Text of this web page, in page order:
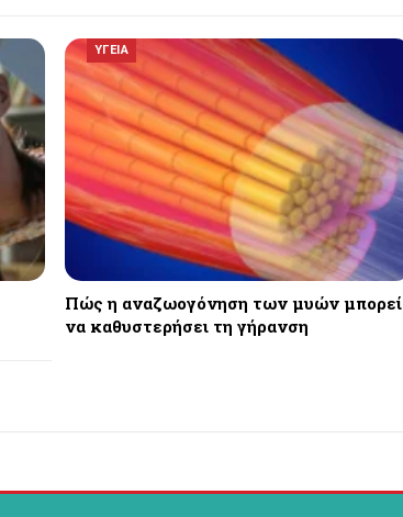
ΥΓΕΙΑ
Πώς η αναζωογόνηση των μυών μπορεί
να καθυστερήσει τη γήρανση